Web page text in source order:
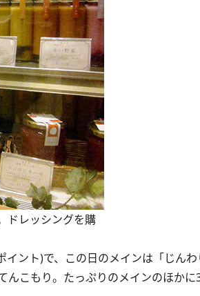
ドレッシングを購
ント)で、この日のメインは「じん
こもり。たっぷりのメインのほか